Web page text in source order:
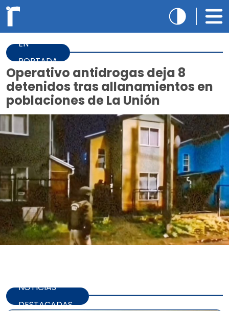
EN
PORTADA
Operativo antidrogas deja 8
detenidos tras allanamientos en
poblaciones de La Unión
NOTICIAS
DESTACADAS